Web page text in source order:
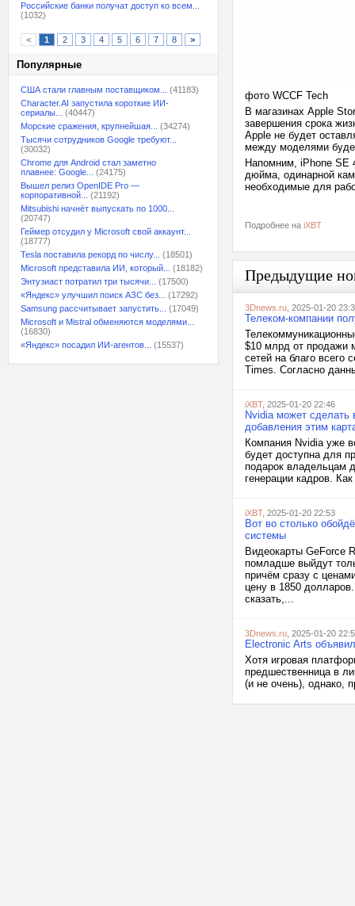
Российские банки получат доступ ко всем...
(1032)
< 1 2 3 4 5 6 7 8 >
Популярные
США стали главным поставщиком...
(41183)
Character.AI запустила короткие ИИ-
сериалы...
(40447)
Морские сражения, крупнейшая...
(34274)
Тысячи сотрудников Google требуют...
(30032)
Chrome для Android стал заметно
плавнее: Google...
(24175)
Вышел релиз OpenIDE Pro —
корпоративной...
(21192)
Mitsubishi начнёт выпускать по 1000...
(20747)
Геймер отсудил у Microsoft свой аккаунт...
(18777)
Tesla поставила рекорд по числу...
(18501)
Microsoft представила ИИ, который...
(18182)
Энтузиаст потратил три тысячи...
(17500)
«Яндекс» улучшил поиск АЗС без...
(17292)
Samsung рассчитывает запустить...
(17049)
Microsoft и Mistral обменяются моделями...
(16830)
«Яндекс» посадил ИИ-агентов...
(15537)
фото WCCF Tech
В магазинах Apple
завершения срока
Apple не будет
между моделями
Напомним, iPhone SE
дюйма, одинарной
необходимые для
Подробнее на iXBT
Предыдущие
3Dnews.ru , 2025-01-20
Телеком-компании
$10 млрд от продажи
сетей на благо всего
Times. Согласно
iXBT, 2025-01-20 22:46
Nvidia может сделать
добавления этим
Компания Nvidia уже
будет доступна для
подарок владельцам
генерации кадров.
iXBT, 2025-01-20 22:53
Вот во столько
системы
Видеокарты GeForce
помладше выйдут
причём сразу с
цену в 1850
сказать,...
3Dnews.ru , 2025-01-20
Electronic Arts
Хотя игровая
предшественница в
(и не очень), однако,